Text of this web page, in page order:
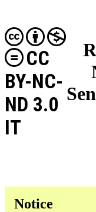
CC
BY-NC-
ND 3.0
IT
Notice